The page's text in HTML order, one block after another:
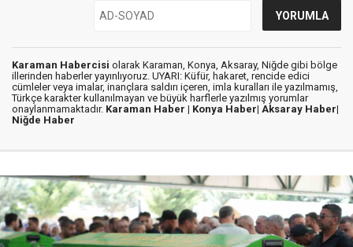
Karaman Habercisi olarak Karaman, Konya, Aksaray, Niğde gibi bölge
illerinden haberler yayınlıyoruz. UYARI: Küfür, hakaret, rencide edici
cümleler veya imalar, inançlara saldırı içeren, imla kuralları ile yazılmamış,
Türkçe karakter kullanılmayan ve büyük harflerle yazılmış yorumlar
onaylanmamaktadır. Karaman Haber | Konya Haber| Aksaray Haber|
Niğde Haber